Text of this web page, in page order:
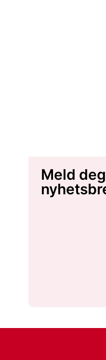
Meld